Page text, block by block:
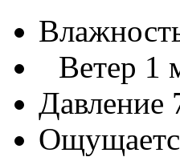
Ветер 1
Давление